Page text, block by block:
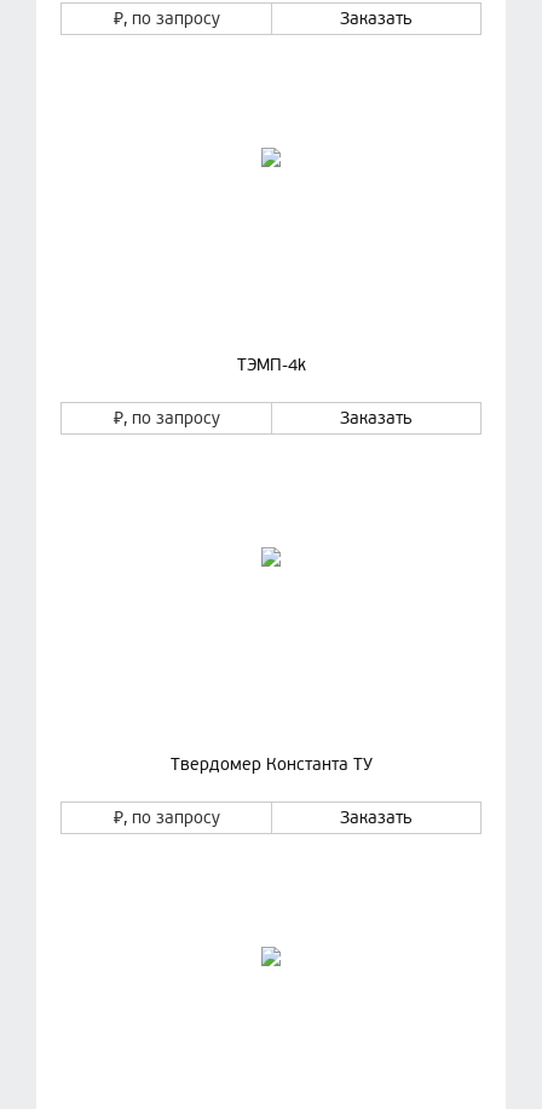
₽, по запросу Заказать
ТЭМП-4k
₽, по запросу Заказать
Твердомер Константа ТУ
₽, по запросу Заказать